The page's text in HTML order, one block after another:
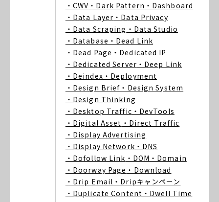
・CWV ・Dark Pattern ・Dashboard
・Data Layer ・Data Privacy
・Data Scraping ・Data Studio
・Database ・Dead Link
・Dead Page ・Dedicated IP
・Dedicated Server ・Deep Link
・Deindex ・Deployment
・Design Brief ・Design System
・Design Thinking
・Desktop Traffic ・DevTools
・Digital Asset ・Direct Traffic
・Display Advertising
・Display Network ・DNS
・Dofollow Link ・DOM ・Domain
・Doorway Page ・Download
・Drip Email ・Dripキャンペーン
・Duplicate Content ・Dwell Time